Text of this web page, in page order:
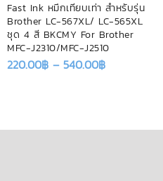
Fast Ink หมึกเทียบเท่า สำหรับรุ่น
Brother LC-567XL/ LC-565XL
ชุด 4 สี BKCMY For Brother
MFC-J2310/MFC-J2510
220.00฿ – 540.00฿